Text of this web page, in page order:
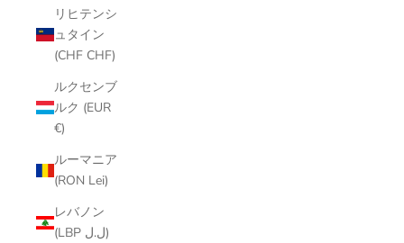
リヒテンシ
ュタイン
(CHF CHF)
ルクセンブ
ルク (EUR
€)
ルーマニア
(RON Lei)
レバノン
(LBP ل.ل)